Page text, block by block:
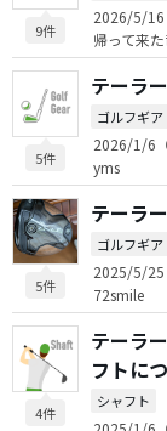
9件
2026/5/16
帰って来
5件
テーラ
ゴルフギア
2026/1/6
yms
5件
テーラ
ゴルフギア
2025/5/25
72smile
4件
テーラ
フトに
シャフト